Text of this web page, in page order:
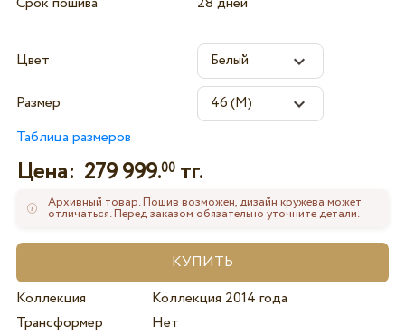
Цвет
Размер
Таблица размеров
Цена: 279 999.00тг.
Архивный товар. Пошив возможен, дизайн кружева может
отличаться. Перед заказом обязательно уточните детали.
Коллекция
Коллекция 2014 года
Трансформер
Нет